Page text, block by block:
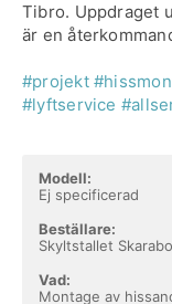
Tibro. Uppdraget
är en
#projekt
#lyftservice
Modell:
Ej specificerad
Beställare:
Skyltstallet
Vad:
Montage av